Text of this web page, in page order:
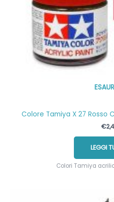
Colore Tamiya X 27 Rosso
€
LEGGI
Colori Tamiya